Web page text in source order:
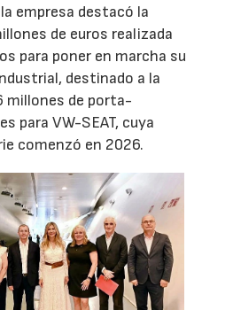
empresa destacó la
de euros realizada
para poner en marcha su
destinado a la
millones de porta-
para VW-SEAT, cuya
comenzó en 2026.